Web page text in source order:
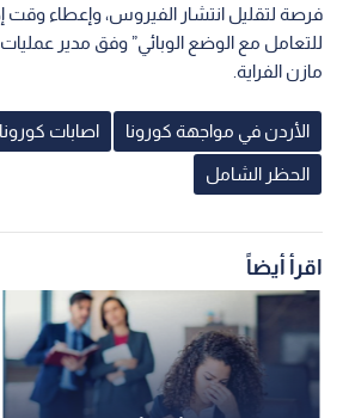
فرصة لتقليل انتشار الفيروس، وإعطاء وقت
للتعامل مع الوضع الوبائي” وفق مدير عمليات
مازن الفراية.
الأردن في مواجهة كورونا اصابات
الحظر الشامل
اقرأ أيضاً